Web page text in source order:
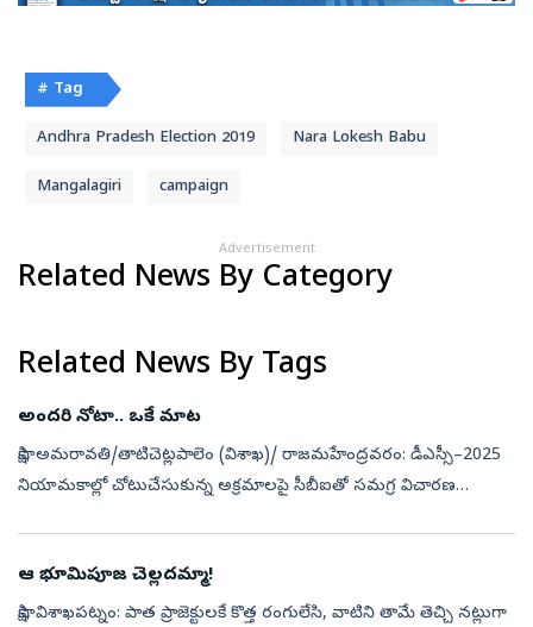
# Tag
Andhra Pradesh Election 2019 Nara Lokesh Babu
Mangalagiri campaign
Advertisement
Related News By Category
Related News By Tags
అందరి నోటా.. ఒకే మాట
సాక్షి, అమరావతి/తాటిచెట్లపాలెం (విశాఖ)/ రాజమహేంద్రవరం: డీఎస్సీ–2025
నియామకాల్లో చోటుచేసుకున్న అక్రమాలపై సీబీఐతో సమగ్ర విచారణ
ఆ భూమిపూజ చెల్లదమ్మా!
సాక్షి, విశాఖపట్నం: పాత ప్రాజెక్టులకే కొత్త రంగులేసి, వాటిని తామే తెచ్చి నట్లుగా